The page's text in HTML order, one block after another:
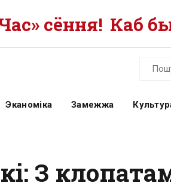
сёння! Каб
Эканоміка Замежжа
З